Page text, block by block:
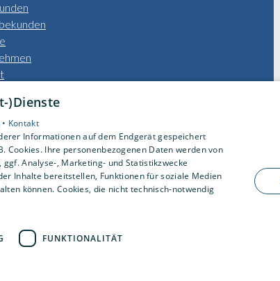
)Dienste
Kontakt
Informationen auf dem Endgerät gespeichert
Ihre personenbezogenen Daten werden von
Analyse-, Marketing- und Statistikzwecke
Inhalte bereitstellen, Funktionen für soziale Medien
können. Cookies, die nicht technisch-notwendig
FUNKTIONALITÄT